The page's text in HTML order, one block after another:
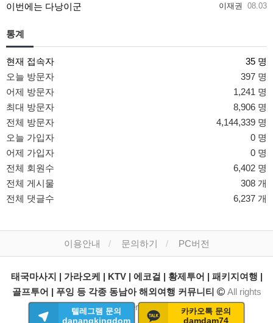
이재권 08.03
이번에는 다낭이군
통계
현재 접속자
35 명
오늘 방문자
397 명
어제 방문자
1,241 명
최대 방문자
8,906 명
전체 방문자
4,144,339 명
오늘 가입자
0 명
어제 가입자
0 명
전체 회원수
6,402 명
전체 게시물
308 개
전체 댓글수
6,237 개
텔레그램 문의
danangkingdom
카카오톡 문의
damdam74
이용안내 문의하기 PC버전
태국마사지 | 가라오케 | KTV | 에코걸 | 황제투어 | 패키지여행 |
골프투어 | 푸잉 등 각종 동남아 해외여행 커뮤니티
All rights
reserved.